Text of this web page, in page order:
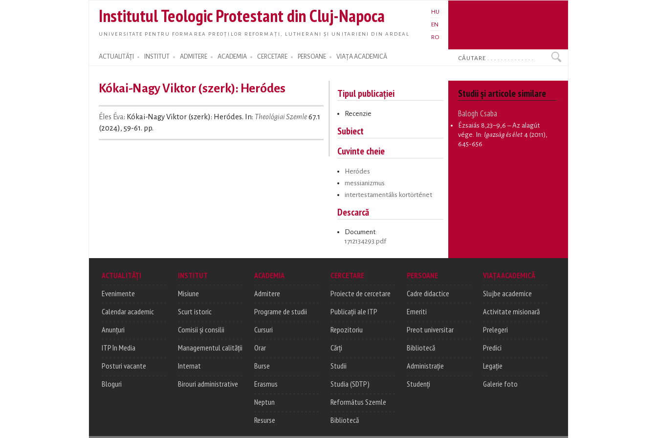
main
content
Institutul Teologic Protestant din Cluj-Napoca
UNIVERSITATE PENTRU FORMAREA PREOȚILOR REFORMAȚI, LUTHERANI ȘI UNITARIENI DIN ARDEAL
HU
EN
RO
ACTUALITĂȚI INSTITUT ADMITERE ACADEMIA CERCETARE PERSOANE VIAȚA ACADEMICĂ
Search form
Search
Kókai-Nagy Viktor (szerk): Heródes
Éles Éva: Kókai-Nagy Viktor (szerk): Heródes. In: Theológiai Szemle67.1
(2024), 59-61. pp.
Tipul publicației
Recenzie
Subiect
Cuvinte cheie
Heródes
messianizmus
intertestamentális kortörténet
Descarcă
Document:
1712134293.pdf
Studii și articole similare
Balogh Csaba
Ézsaiás 8,23−9,6 – Az alagút
vége . In: Igazság és élet 4 (2011),
645-656
ACTUALITĂȚI
Evenimente
Calendar academic
Anunțuri
ITP în Media
Posturi vacante
Bloguri
INSTITUT
Misiune
Scurt istoric
Comisii și consilii
Managementul calității
Internat
Birouri administrative
ACADEMIA
Admitere
Programe de studii
Cursuri
Orar
Burse
Erasmus
Neptun
Resurse
CERCETARE
Proiecte de cercetare
Publicații ale ITP
Repozitoriu
Cărți
Studii
Studia (SDTP)
Református Szemle
Bibliotecă
PERSOANE
Cadre didactice
Emeriti
Preot universitar
Bibliotecă
Administrație
Studenți
VIAȚA ACADEMICĂ
Slujbe academice
Activitate misionară
Prelegeri
Predici
Legație
Galerie foto